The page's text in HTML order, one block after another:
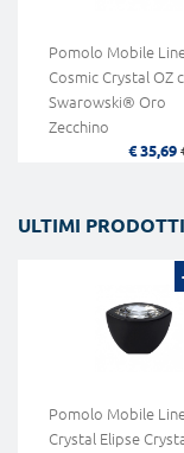
Pomolo Mobile
Cosmic Crystal OZ
Swarowski® Oro
Zecchino
€ 35,69
ULTIMI
Pomolo Mobile
Crystal Elipse